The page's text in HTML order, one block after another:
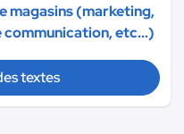
magasins (marketing,
etc...)
textes